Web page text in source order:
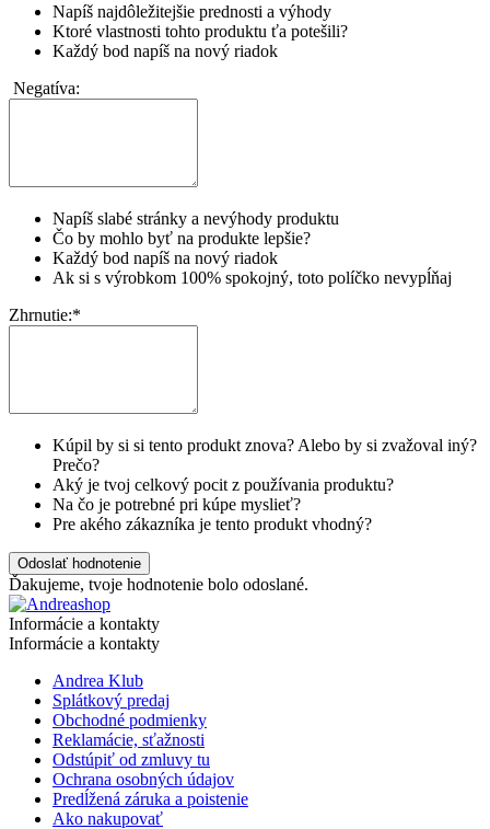
Napíš najdôležitejšie prednosti a výhody
Ktoré vlastnosti tohto produktu ťa potešili?
Každý bod napíš na nový riadok
Negatíva:
Napíš slabé stránky a nevýhody produktu
Čo by mohlo byť na produkte lepšie?
Každý bod napíš na nový riadok
Ak si s výrobkom 100% spokojný, toto políčko nevypĺňaj
Zhrnutie:*
Kúpil by si si tento produkt znova? Alebo by si zvažoval iný?
Prečo?
Aký je tvoj celkový pocit z používania produktu?
Na čo je potrebné pri kúpe myslieť?
Pre akého zákazníka je tento produkt vhodný?
Odoslať hodnotenie
Ďakujeme, tvoje hodnotenie bolo odoslané.
Informácie a kontakty
Informácie a kontakty
Andrea Klub
Splátkový predaj
Obchodné podmienky
Reklamácie, sťažnosti
Odstúpiť od zmluvy tu
Ochrana osobných údajov
Predĺžená záruka a poistenie
Ako nakupovať